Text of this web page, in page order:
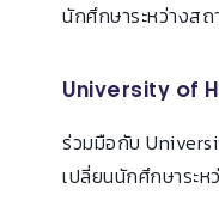
นักศึกษาระหว่างสถ
University of
ร่วมมือกับ
เปลี่ยนนักศึกษาระห